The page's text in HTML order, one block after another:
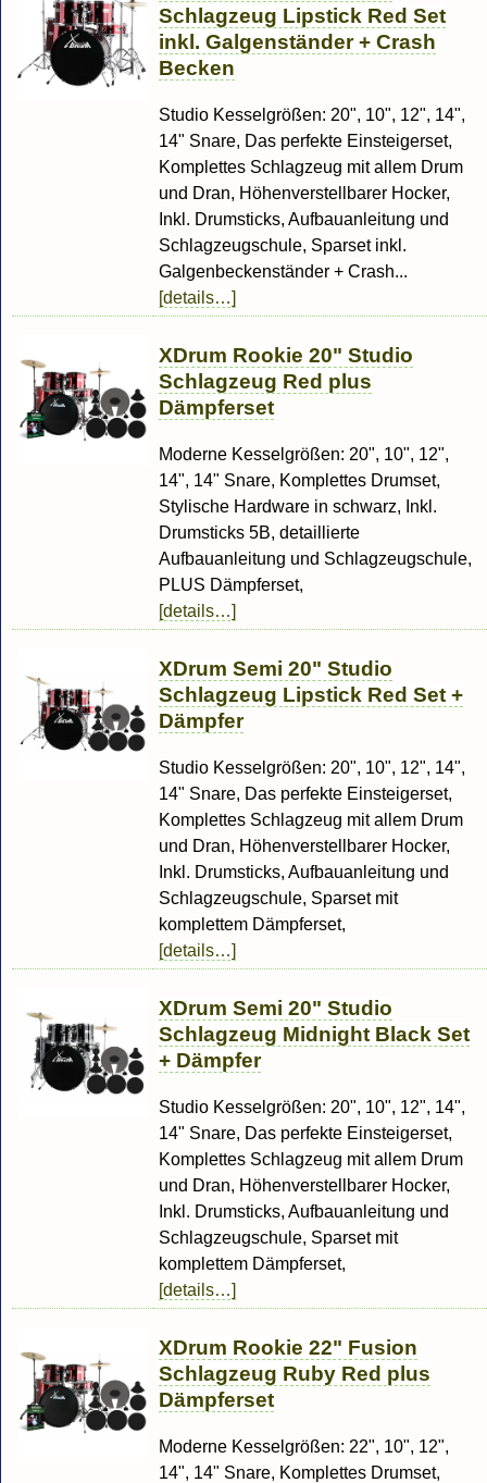
Schlagzeug Lipstick Red Set
inkl. Galgenständer + Crash
Becken
Studio Kesselgrößen: 20", 10", 12", 14",
14" Snare, Das perfekte Einsteigerset,
Komplettes Schlagzeug mit allem Drum
und Dran, Höhenverstellbarer Hocker,
Inkl. Drumsticks, Aufbauanleitung und
Schlagzeugschule, Sparset inkl.
Galgenbeckenständer + Crash...
[details…]
XDrum Rookie 20" Studio
Schlagzeug Red plus
Dämpferset
Moderne Kesselgrößen: 20", 10", 12",
14", 14" Snare, Komplettes Drumset,
Stylische Hardware in schwarz, Inkl.
Drumsticks 5B, detaillierte
Aufbauanleitung und Schlagzeugschule,
PLUS Dämpferset,
[details…]
XDrum Semi 20" Studio
Schlagzeug Lipstick Red Set +
Dämpfer
Studio Kesselgrößen: 20", 10", 12", 14",
14" Snare, Das perfekte Einsteigerset,
Komplettes Schlagzeug mit allem Drum
und Dran, Höhenverstellbarer Hocker,
Inkl. Drumsticks, Aufbauanleitung und
Schlagzeugschule, Sparset mit
komplettem Dämpferset,
[details…]
XDrum Semi 20" Studio
Schlagzeug Midnight Black Set
+ Dämpfer
Studio Kesselgrößen: 20", 10", 12", 14",
14" Snare, Das perfekte Einsteigerset,
Komplettes Schlagzeug mit allem Drum
und Dran, Höhenverstellbarer Hocker,
Inkl. Drumsticks, Aufbauanleitung und
Schlagzeugschule, Sparset mit
komplettem Dämpferset,
[details…]
XDrum Rookie 22" Fusion
Schlagzeug Ruby Red plus
Dämpferset
Moderne Kesselgrößen: 22", 10", 12",
14", 14" Snare, Komplettes Drumset,